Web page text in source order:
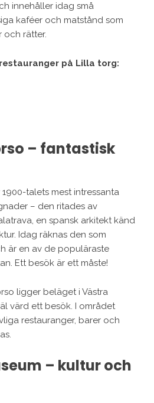
innehåller idag små
kaféer och matstånd som
och rätter.
på Lilla torg:
– fantastisk
talets mest intressanta
– den ritades av
en spansk arkitekt känd
Idag räknas den som
är en av de populäraste
Ett besök är ett måste!
ligger beläget i Västra
värd ett besök. I området
restauranger, barer och
– kultur och